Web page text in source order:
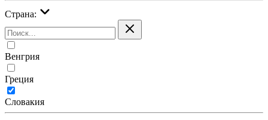
Страна:
Венгрия
Греция
Словакия